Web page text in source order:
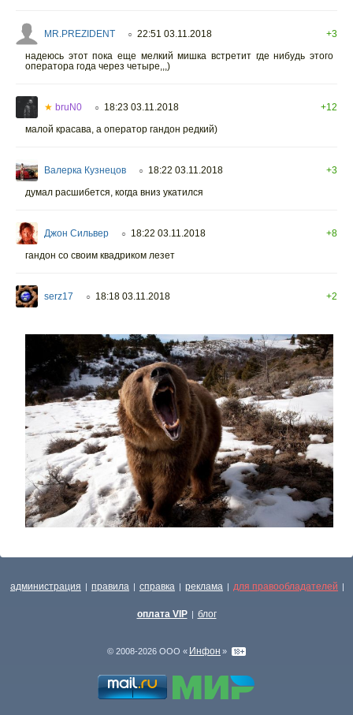
MR.PREZIDENT ○ 22:51 03.11.2018
+3
надеюсь этот пока еще мелкий мишка встретит где нибудь этого
оператора года через четыре,,,)
★ bruN0 ○ 18:23 03.11.2018
+12
малой красава, а оператор гандон редкий)
Валерка Кузнецов ○ 18:22 03.11.2018
+3
думал расшибется, когда вниз укатился
Джон Сильвер ○ 18:22 03.11.2018
+8
гандон со своим квадриком лезет
serz17 ○ 18:18 03.11.2018 +2
администрация | правила | справка | реклама | для правообладателей |
оплата VIP | блог
© 2008-2026 ООО « Инфон »